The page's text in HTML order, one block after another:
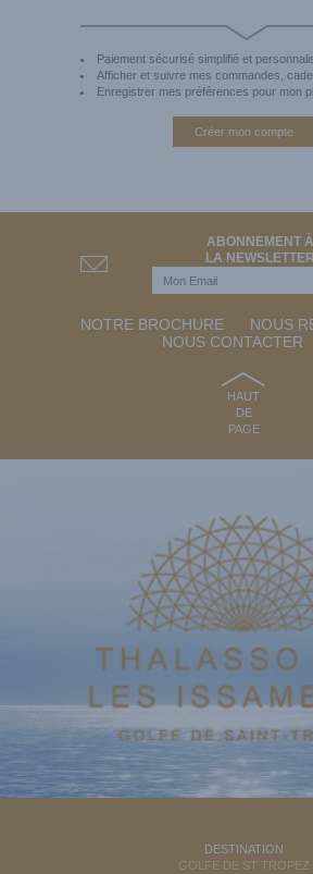
Paiement sécurisé simplifié et
Afficher et suivre mes commandes,
Enregistrer mes préférences pour mon
Créer mon compte
ABONNEMENT À
LA NEWSLETTER
NOTRE BROCHURE
NOUS
NOUS CONTACTER
HAUT
DE
PAGE
DESTINATION
GOLFE DE ST TROPEZ